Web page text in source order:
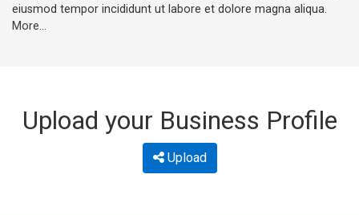
eiusmod tempor incididunt ut labore et dolore magna aliqua.
More...
Upload your Business Profile
Upload